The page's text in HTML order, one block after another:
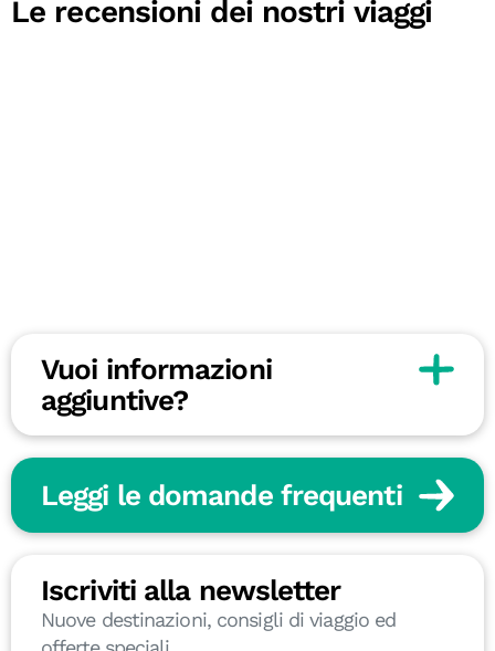
Le recensioni dei nostri viaggi
Vuoi informazioni
aggiuntive?
Leggi le domande frequenti
Iscriviti alla newsletter
Nuove destinazioni, consigli di viaggio ed